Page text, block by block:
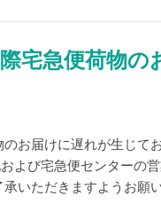
宅急便荷物の
お届けに遅れが生じて
よび宅急便センターの
いただきますようお願